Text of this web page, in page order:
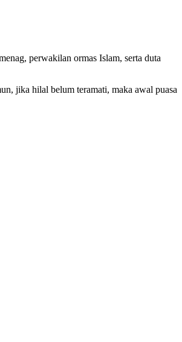
perwakilan ormas Islam, serta duta
jika hilal belum teramati, maka awal puasa